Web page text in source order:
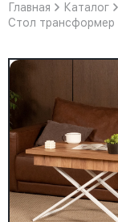
Главная Каталог
Стол трансформер